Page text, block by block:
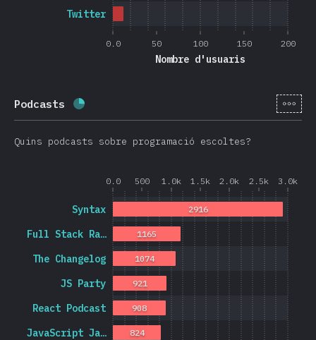
0.0 50 100 150 200
Nombre d'usuaris
Twitter
Podcasts Percentatge completat: ) [ca-
Quins podcasts sobre programació escoltes?
0.0 500 1.0k 1.5k 2.0k 2.5k 3.0k
JavaScript Ja…
React Podcast
JS Party
The Changelog
Full Stack Ra…
Syntax
824
908
921
1074
1165
2916